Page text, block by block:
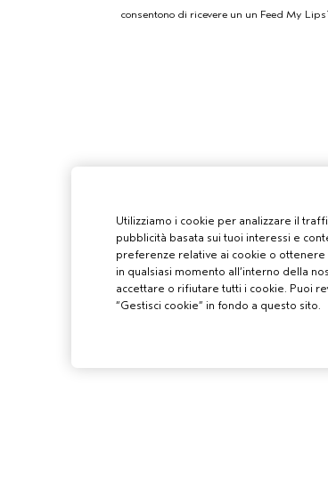
consentono di ricevere un un Feed My
Utilizziamo i cookie per analizzare il
pubblicità basata sui tuoi interessi e
preferenze relative ai cookie o ottenere
in qualsiasi momento all’interno della
accettare o rifiutare tutti i cookie. Puoi
“Gestisci cookie” in fondo a questo sito.